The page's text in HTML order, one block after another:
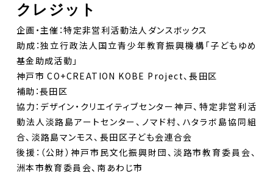
クレジット
企画・主催：特定非営利活動法人ダンスボックス
助成：独立行政法人国立青少年教育振興機構「子どもゆめ
基金助成活動」
神戸市 CO+CREATION KOBE Project、長田区
補助：長田区
協力：デザイン・クリエイティブセンター神戸、特定非営利活
動法人淡路島アートセンター、ノマド村、ハタラボ島協同組
合、淡路島マンモス、長田区子ども会連合会
後援：（公財）神戸市民文化振興財団、淡路市教育委員会、
洲本市教育委員会、南あわじ市